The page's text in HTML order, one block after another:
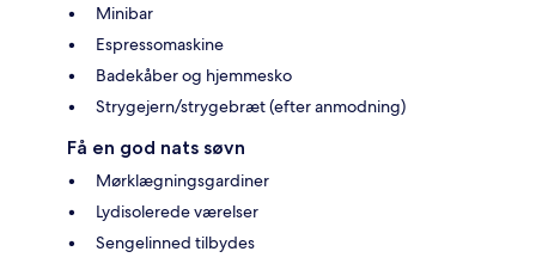
Minibar
Espressomaskine
Badekåber og hjemmesko
Strygejern/strygebræt (efter anmodning)
Få en god nats søvn
Mørklægningsgardiner
Lydisolerede værelser
Sengelinned tilbydes